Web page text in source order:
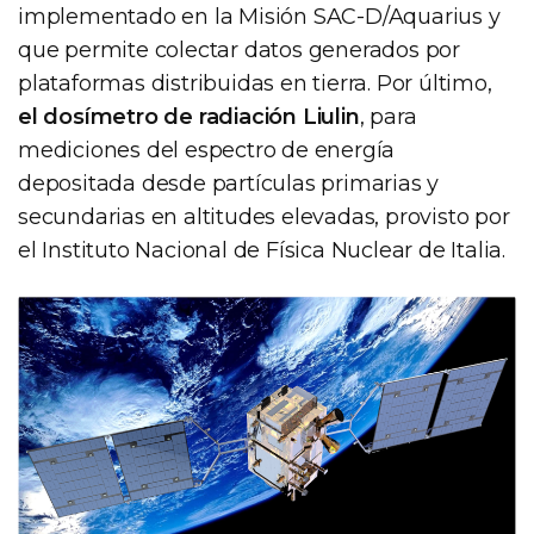
implementado en la Misión SAC-D/Aquarius y
que permite colectar datos generados por
plataformas distribuidas en tierra. Por último,
el dosímetro de radiación Liulin, para
mediciones del espectro de energía
depositada desde partículas primarias y
secundarias en altitudes elevadas, provisto por
el Instituto Nacional de Física Nuclear de Italia.